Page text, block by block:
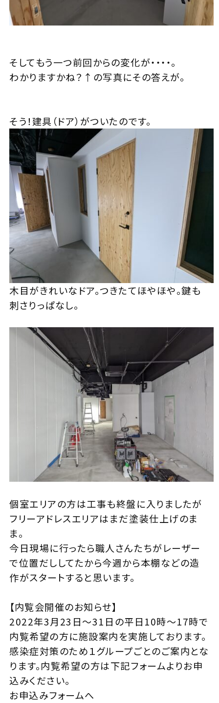
そしてもう一つ前回からの変化が・・・・。
わかりますかね？↑の写真にその答えが。
そう！建具（ドア）がついたのです。
木目がきれいなドア。つきたてほやほや。鍵も
刺さりっぱなし。
個室エリアの方は工事も終盤に入りましたが
フリーアドレスエリアはまだ塗装仕上げのま
ま。
今日現場に行ったら職人さんたちがレーザー
で位置だししてたから今週から本棚などの造
作がスタートすると思います。
【内覧会開催のお知らせ】
2022年3月23日～31日の平日10時～17時で
内覧希望の方に施設案内を実施しております。
感染症対策のため１グループごとのご案内とな
ります。内覧希望の方は下記フォームよりお申
込みください。
お申込みフォームへ